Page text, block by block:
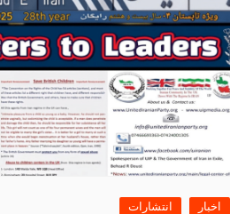
اخبار انتشارات